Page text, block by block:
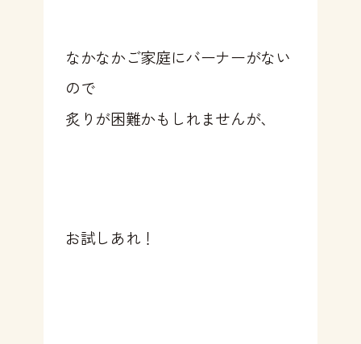
なかなかご家庭にバーナーがない
ので
炙りが困難かもしれませんが、
お試しあれ！